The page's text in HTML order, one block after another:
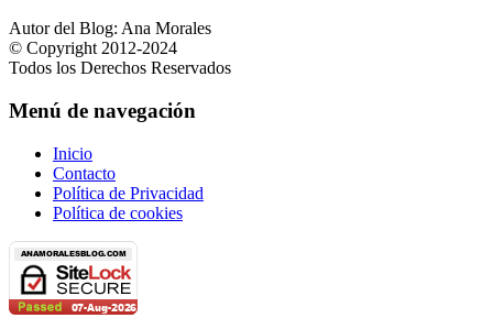
Autor del Blog: Ana Morales
© Copyright 2012-2024
Todos los Derechos Reservados
Menú de navegación
Inicio
Contacto
Política de Privacidad
Política de cookies